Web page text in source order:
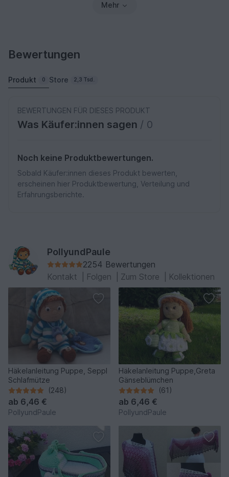
Mehr
Bewertungen
Produkt 0 Store 2,3 Tsd.
BEWERTUNGEN FÜR DIESES PRODUKT
Was Käufer:innen sagen / 0
Noch keine Produktbewertungen.
Sobald Käufer:innen dieses Produkt bewerten,
erscheinen hier Produktbewertung, Verteilung und
Erfahrungsberichte.
PollyundPaule
2254 Bewertungen
Kontakt
Folgen Zum Store Kollektionen
Häkelanleitung Puppe, Seppl
Schlafmütze
(248)
ab 6,46 €
PollyundPaule
Häkelanleitung Puppe,Greta
Gänseblümchen
(61)
ab 6,46 €
PollyundPaule